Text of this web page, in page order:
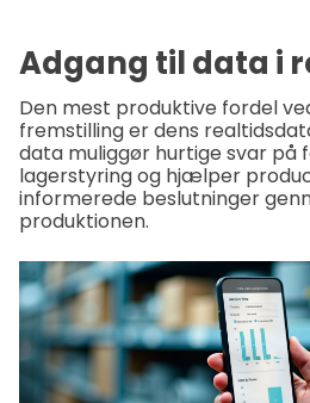
Adgang til data i
Den mest produktive fordel
fremstilling er dens
data muliggør hurtige svar på
lagerstyring og hjælper
informerede beslutninger
produktionen.